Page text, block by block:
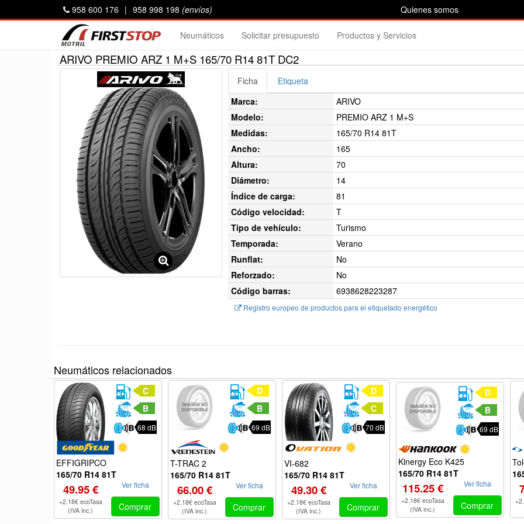
Quienes somos
958 600 176 | 958 998 198 (envíos)
Neumáticos Solicitar presupuesto Productos y Servicios
ARIVO PREMIO ARZ 1 M+S 165/70 R14 81T DC2
Ficha
Etiqueta
Marca:
ARIVO
Modelo:
PREMIO ARZ 1 M+S
Medidas:
165/70 R14 81T
Ancho:
165
Altura:
70
Diámetro:
14
Índice de carga:
81
Código velocidad:
T
Tipo de vehículo:
Turismo
Temporada:
Verano
Runflat:
No
Reforzado:
No
Código barras:
6938628223287
Registro europeo de productos para el etiquetado energético
Neumáticos relacionados
C
B
68 dB
EFFIGRIPCO
165/70 R14 81T
49.95 €
+2.18€ ecoTasa
(IVA inc.)
Ver ficha
Comprar
D
B
69 dB
T-TRAC 2
165/70 R14 81T
66.00 €
+2.18€ ecoTasa
(IVA inc.)
Ver ficha
Comprar
D
C
70 dB
VI-682
165/70 R14 81T
49.30 €
+2.18€ ecoTasa
(IVA inc.)
Ver ficha
Comprar
D
B
69 dB
Kinergy Eco K425
165/70 R14 81T
115.25 €
+2.18€ ecoTasa
(IVA inc.)
Ver ficha
Comprar